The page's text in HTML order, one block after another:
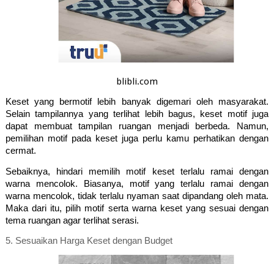
blibli.com
Keset yang bermotif lebih banyak digemari oleh masyarakat.
Selain tampilannya yang terlihat lebih bagus, keset motif juga
dapat membuat tampilan ruangan menjadi berbeda. Namun,
pemilihan motif pada keset juga perlu kamu perhatikan dengan
cermat.
Sebaiknya, hindari memilih motif keset terlalu ramai dengan
warna mencolok. Biasanya, motif yang terlalu ramai dengan
warna mencolok, tidak terlalu nyaman saat dipandang oleh mata.
Maka dari itu, pilih motif serta warna keset yang sesuai dengan
tema ruangan agar terlihat serasi.
5. Sesuaikan Harga Keset dengan Budget